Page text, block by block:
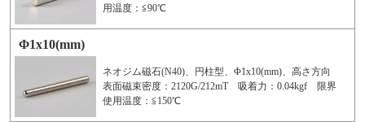
用温度：≦90℃
Φ1x10(mm)
ネオジム磁石(N40)、円柱型、Φ1x10(mm)、高さ方向
表面磁束密度：2120G/212mT 吸着力：0.04kgf 限界
使用温度：≦150℃